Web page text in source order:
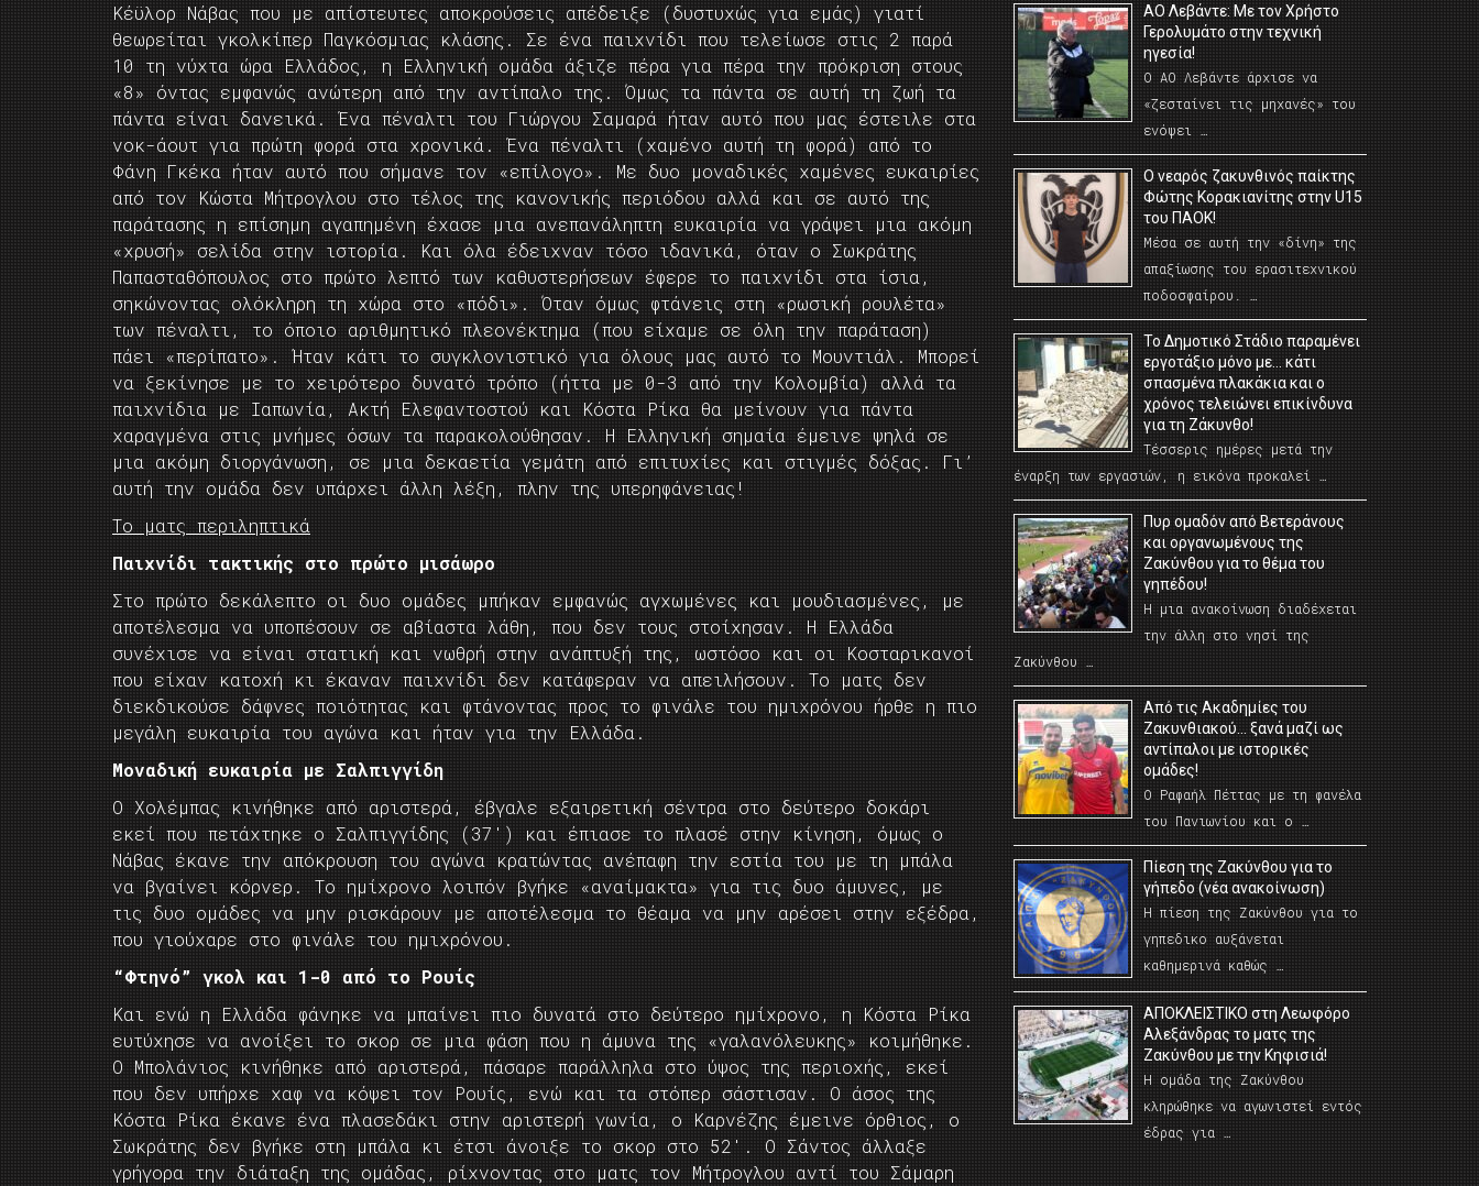
Κέϋλορ Νάβας που με απίστευτες αποκρούσεις απέδειξε (δυστυχώς για εμάς) γιατί
θεωρείται γκολκίπερ Παγκόσμιας κλάσης. Σε ένα παιχνίδι που τελείωσε στις 2 παρά
10 τη νύχτα ώρα Ελλάδος, η Ελληνική ομάδα άξιζε πέρα για πέρα την πρόκριση στους
«8» όντας εμφανώς ανώτερη από την αντίπαλο της. Όμως τα πάντα σε αυτή τη ζωή τα
πάντα είναι δανεικά. Ένα πέναλτι του Γιώργου Σαμαρά ήταν αυτό που μας έστειλε στα
νοκ-άουτ για πρώτη φορά στα χρονικά. Ένα πέναλτι (χαμένο αυτή τη φορά) από το
Φάνη Γκέκα ήταν αυτό που σήμανε τον «επίλογο». Με δυο μοναδικές χαμένες ευκαιρίες
από τον Κώστα Μήτρογλου στο τέλος της κανονικής περιόδου αλλά και σε αυτό της
παράτασης η επίσημη αγαπημένη έχασε μια ανεπανάληπτη ευκαιρία να γράψει μια ακόμη
«χρυσή» σελίδα στην ιστορία. Και όλα έδειχναν τόσο ιδανικά, όταν ο Σωκράτης
Παπασταθόπουλος στο πρώτο λεπτό των καθυστερήσεων έφερε το παιχνίδι στα ίσια,
σηκώνοντας ολόκληρη τη χώρα στο «πόδι». Όταν όμως φτάνεις στη «ρωσική ρουλέτα»
των πέναλτι, το όποιο αριθμητικό πλεονέκτημα (που είχαμε σε όλη την παράταση)
πάει «περίπατο». Ήταν κάτι το συγκλονιστικό για όλους μας αυτό το Μουντιάλ. Μπορεί
να ξεκίνησε με το χειρότερο δυνατό τρόπο (ήττα με 0-3 από την Κολομβία) αλλά τα
παιχνίδια με Ιαπωνία, Ακτή Ελεφαντοστού και Κόστα Ρίκα θα μείνουν για πάντα
χαραγμένα στις μνήμες όσων τα παρακολούθησαν. Η Ελληνική σημαία έμεινε ψηλά σε
μια ακόμη διοργάνωση, σε μια δεκαετία γεμάτη από επιτυχίες και στιγμές δόξας. Γι’
αυτή την ομάδα δεν υπάρχει άλλη λέξη, πλην της υπερηφάνειας!
Το ματς περιληπτικά
Παιχνίδι τακτικής στο πρώτο μισάωρο
Στο πρώτο δεκάλεπτο οι δυο ομάδες μπήκαν εμφανώς αγχωμένες και μουδιασμένες, με
αποτέλεσμα να υποπέσουν σε αβίαστα λάθη, που δεν τους στοίχησαν. Η Ελλάδα
συνέχισε να είναι στατική και νωθρή στην ανάπτυξή της, ωστόσο και οι Κοσταρικανοί
που είχαν κατοχή κι έκαναν παιχνίδι δεν κατάφεραν να απειλήσουν. Το ματς δεν
διεκδικούσε δάφνες ποιότητας και φτάνοντας προς το φινάλε του ημιχρόνου ήρθε η πιο
μεγάλη ευκαιρία του αγώνα και ήταν για την Ελλάδα.
Μοναδική ευκαιρία με Σαλπιγγίδη
Ο Χολέμπας κινήθηκε από αριστερά, έβγαλε εξαιρετική σέντρα στο δεύτερο δοκάρι
εκεί που πετάχτηκε ο Σαλπιγγίδης (37′) και έπιασε το πλασέ στην κίνηση, όμως ο
Νάβας έκανε την απόκρουση του αγώνα κρατώντας ανέπαφη την εστία του με τη μπάλα
να βγαίνει κόρνερ. Το ημίχρονο λοιπόν βγήκε «αναίμακτα» για τις δυο άμυνες, με
τις δυο ομάδες να μην ρισκάρουν με αποτέλεσμα το θέαμα να μην αρέσει στην εξέδρα,
που γιούχαρε στο φινάλε του ημιχρόνου.
“Φτηνό” γκολ και 1-0 από το Ρουίς
Και ενώ η Ελλάδα φάνηκε να μπαίνει πιο δυνατά στο δεύτερο ημίχρονο, η Κόστα Ρίκα
ευτύχησε να ανοίξει το σκορ σε μια φάση που η άμυνα της «γαλανόλευκης» κοιμήθηκε.
Ο Μπολάνιος κινήθηκε από αριστερά, πάσαρε παράλληλα στο ύψος της περιοχής, εκεί
που δεν υπήρχε χαφ να κόψει τον Ρουίς, ενώ και τα στόπερ σάστισαν. Ο άσος της
Κόστα Ρίκα έκανε ένα πλασεδάκι στην αριστερή γωνία, ο Καρνέζης έμεινε όρθιος, ο
Σωκράτης δεν βγήκε στη μπάλα κι έτσι άνοιξε το σκορ στο 52′. Ο Σάντος άλλαξε
γρήγορα την διάταξη της ομάδας, ρίχνοντας στο ματς τον Μήτρογλου αντί του Σάμαρη
ΑΟ Λεβάντε: Με τον Χρήστο
Γερολυμάτο στην τεχνική
ηγεσία!
Ο ΑΟ Λεβάντε άρχισε να
«ζεσταίνει τις μηχανές» του
ενόψει …
O νεαρός ζακυνθινός παίκτης
Φώτης Κορακιανίτης στην U15
του ΠΑΟΚ!
Μέσα σε αυτή την «δίνη» της
απαξίωσης του ερασιτεχνικού
ποδοσφαίρου. …
Το Δημοτικό Στάδιο παραμένει
εργοτάξιο μόνο με… κάτι
σπασμένα πλακάκια και ο
χρόνος τελειώνει επικίνδυνα
για τη Ζάκυνθο!
Τέσσερις ημέρες μετά την
έναρξη των εργασιών, η εικόνα προκαλεί …
Πυρ ομαδόν από Βετεράνους
και οργανωμένους της
Ζακύνθου για το θέμα του
γηπέδου!
Η μια ανακοίνωση διαδέχεται
την άλλη στο νησί της
Ζακύνθου …
Από τις Ακαδημίες του
Ζακυνθιακού… ξανά μαζί ως
αντίπαλοι με ιστορικές
ομάδες!
Ο Ραφαήλ Πέττας με τη φανέλα
του Πανιωνίου και ο …
Πίεση της Ζακύνθου για το
γήπεδο (νέα ανακοίνωση)
Η πίεση της Ζακύνθου για το
γηπεδικο αυξάνεται
καθημερινά καθώς …
AΠΟΚΛΕΙΣΤΙΚΟ στη Λεωφόρο
Αλεξάνδρας το ματς της
Ζακύνθου με την Κηφισιά!
Η ομάδα της Ζακύνθου
κληρώθηκε να αγωνιστεί εντός
έδρας για …